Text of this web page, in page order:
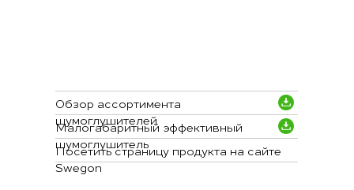
Обзор ассортимента
шумоглушителей
Малогабаритный эффективный
шумоглушитель
Посетить страницу продукта на сайте
Swegon